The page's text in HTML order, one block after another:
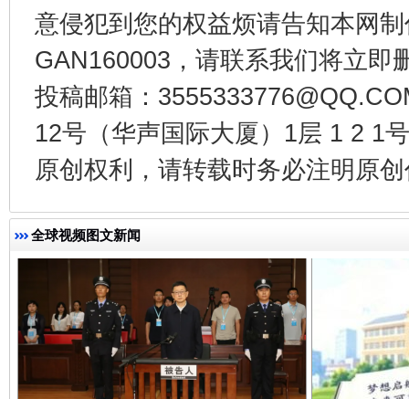
意侵犯到您的权益烦请告知本网
GAN160003，请联系我们将立即
投稿邮箱：
12号（华声国际大厦）1层 1 2 1
原创权利，请转载时务必注明原
全球视频图文新闻
揭开“小金库”的免责幌子
受贿1.44亿！段成刚被判无期 从幼